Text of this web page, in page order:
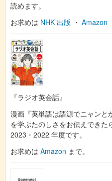
読めます。
お求めは NHK 出版 ・ Amazon
『ラジオ英会話』
漫画『英単語は語源でニャンと
を学ぶたのしさをお伝えできた
2023・2022 年度です。
お求めは Amazon まで。